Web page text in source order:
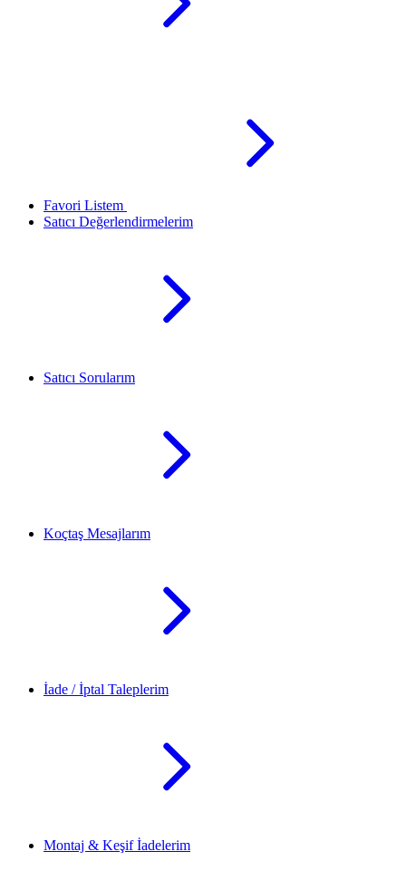
Favori Listem
Satıcı Değerlendirmelerim
Satıcı Sorularım
Koçtaş Mesajlarım
İade / İptal Taleplerim
Montaj & Keşif İadelerim